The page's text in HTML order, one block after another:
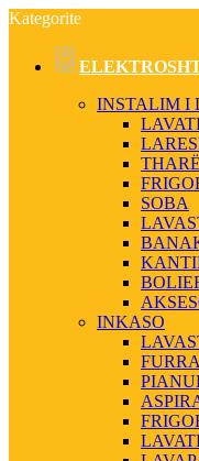
Kategorite
INSTALIM I
SOBA
INKASO
FURRA